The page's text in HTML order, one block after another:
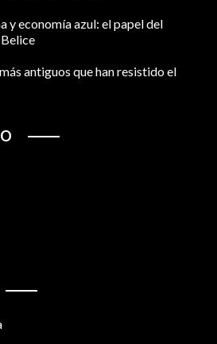
y economía azul: el papel del
antiguos que han resistido el